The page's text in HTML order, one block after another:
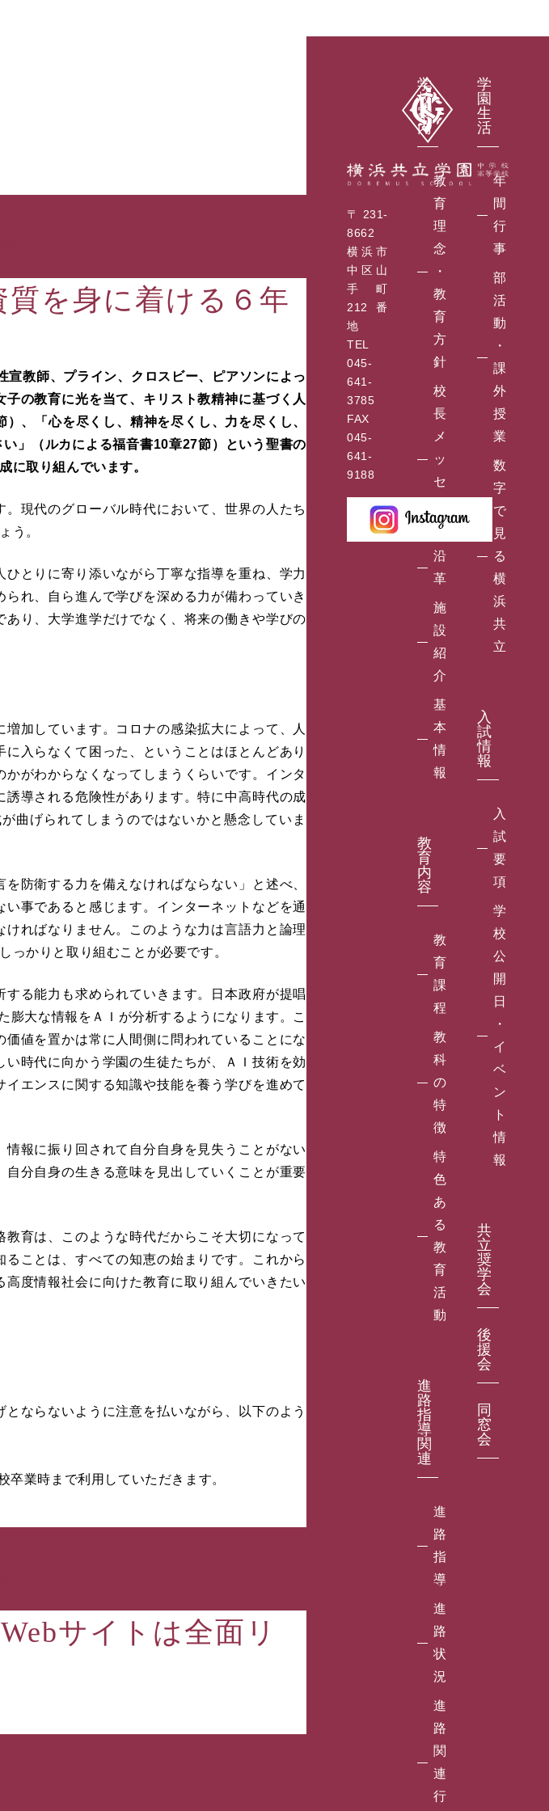
質を身に着ける６年
宣教師、プライン、クロスビー、ピアソンによっ
の教育に光を当て、キリスト教精神に基づく人
、「心を尽くし、精神を尽くし、力を尽くし、
」（ルカによる福音書10章27節）という聖書の
に取り組んでいます。
現代のグローバル時代において、世界の人たち
う。
とりに寄り添いながら丁寧な指導を重ね、学力
れ、自ら進んで学びを深める力が備わっていき
り、大学進学だけでなく、将来の働きや学びの
加しています。コロナの感染拡大によって、人
入らなくて困った、ということはほとんどあり
がわからなくなってしまうくらいです。インタ
導される危険性があります。特に中高時代の成
曲げられてしまうのではないかと懸念していま
防衛する力を備えなければならない」と述べ、
事であると感じます。インターネットなどを通
ればなりません。このような力は言語力と論理
っかりと取り組むことが必要です。
る能力も求められていきます。日本政府が提唱
膨大な情報をＡＩが分析するようになります。こ
値を置かは常に人間側に問われていることにな
時代に向かう学園の生徒たちが、ＡＩ技術を効
エンスに関する知識や技能を養う学びを進めて
報に振り回されて自分自身を見失うことがない
分自身の生きる意味を見出していくことが重要
育は、このような時代だからこそ大切になって
ことは、すべての知恵の始まりです。これから
度情報社会に向けた教育に取り組んでいきたい
ならないように注意を払いながら、以下のよう
卒業時まで利用していただきます。
サイトは全面リ
〒231-
8662
横浜市
中区山
手町
212番
地
TEL
045-
641-
3785
FAX
045-
641-
9188
学
校
案
内
教
育
理
念
・
教
育
方
針
校
長
メ
ッ
セ
ジ
沿
革
施
設
紹
介
基
本
情
報
教
育
内
容
教
育
課
程
教
科
の
特
徴
特
色
あ
る
教
育
活
動
進
路
指
導
関
連
進
路
指
導
進
路
状
況
進
路
関
連
行
学
園
生
活
年
間
行
事
部
活
動
・
課
外
授
業
数
字
で
見
る
横
浜
共
立
入
試
情
報
入
試
要
項
学
校
公
開
日
・
イ
ベ
ン
ト
情
報
共
立
奨
学
会
後
援
会
同
窓
会